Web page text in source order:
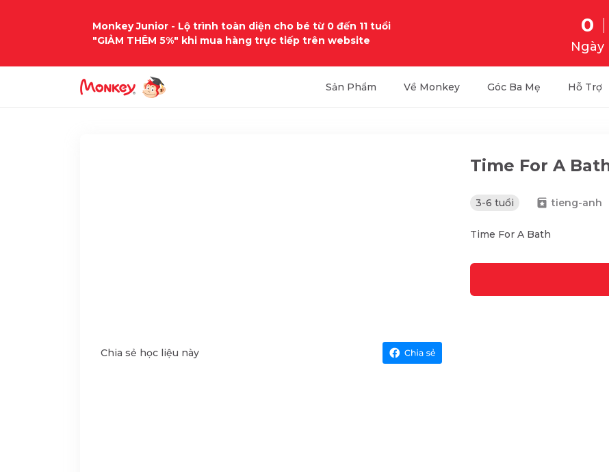
Monkey Junior - Lộ trình toàn diện cho bé từ 0 đến 11 tuổi
"GIẢM THÊM 5%" khi mua hàng trực tiếp trên website
0
Ngày
Sản Phẩm Về Monkey Góc Ba Mẹ Hỗ Trợ
Trang chủ Học liệu
Chia sẻ học liệu này
Time For A
3-6 tuổi tieng-anh
Time For A Bath